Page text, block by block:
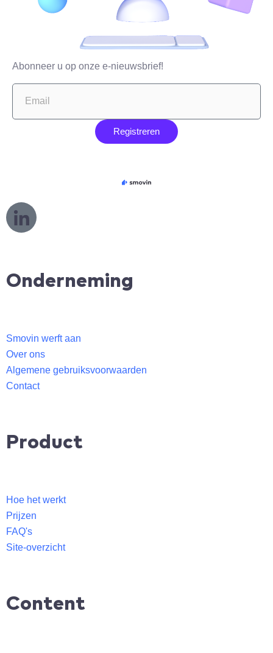
Abonneer u op onze e-nieuwsbrief!
Registreren
L
o
i
d
i
n
Onderneming
Smovin werft aan
Over ons
Algemene gebruiksvoorwaarden
Contact
Product
Hoe het werkt
Prijzen
FAQ's
Site-overzicht​
Content